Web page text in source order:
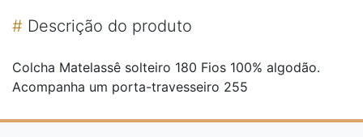
# Descrição do produto
Colcha Matelassê solteiro 180 Fios 100% algodão.
Acompanha um porta-travesseiro 255